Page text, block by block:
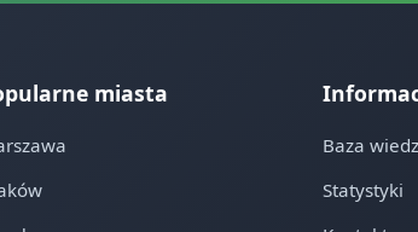
miasta
Baza
Statystyki